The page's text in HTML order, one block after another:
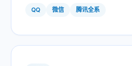
QQ 微信 腾讯全系